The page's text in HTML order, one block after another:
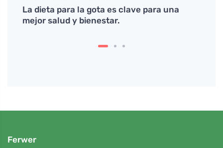
La dieta para la gota es clave para una
mejor salud y bienestar.
Ferwer